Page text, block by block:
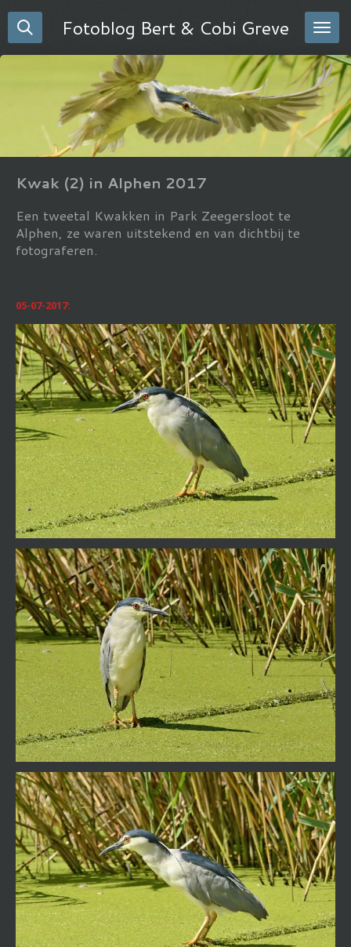
Ga
direct
Fotoblog Bert & Cobi Greve
Kwak (2) in Alphen 2017
Een tweetal Kwakken in Park Zeegersloot te
Alphen, ze waren uitstekend en van dichtbij te
fotograferen.
05-07-2017: